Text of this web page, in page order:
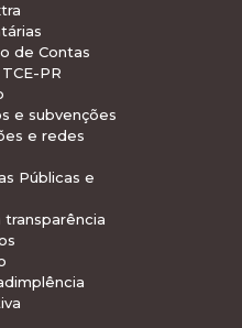
de Contas
PR
e subvenções
e redes
Públicas e
transparência